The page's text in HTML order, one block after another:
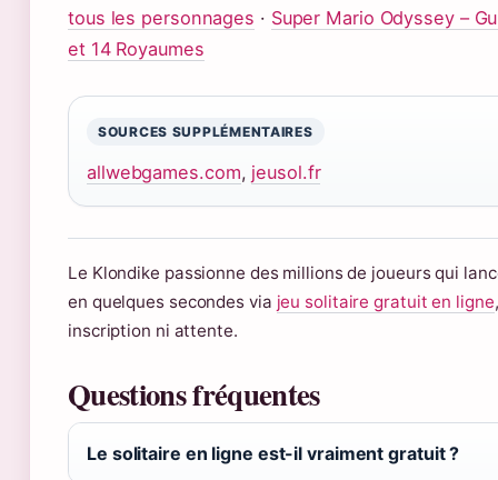
tous les personnages · Super Mario Odyssey –
et 14 Royaumes
SOURCES SUPPLÉMENTAIRES
allwebgames.com, jeusol.fr
Le Klondike passionne des millions de joueurs qui
en quelques secondes via jeu solitaire gratuit en ligne
inscription ni attente.
Questions fréquentes
Le solitaire en ligne est-il vraiment gratuit ?